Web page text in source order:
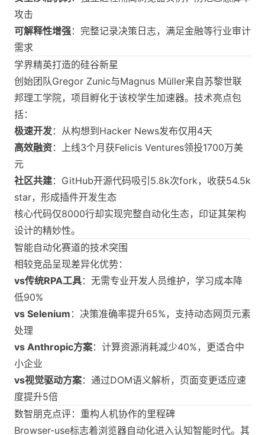
攻击
可解释性增强：完整记录决策日志，满足金融等行业审计
需求
学界精英打造的硅谷新星
创始团队Gregor Zunic与Magnus Müller来自苏黎世联
邦理工学院，项目孵化于该校学生加速器。技术亮点包
括：
极速开发：从构想到Hacker News发布仅用4天
高效融资：上线3个月获Felicis Ventures领投1700万美
元
社区共建：GitHub开源代码吸引5.8k次fork，收获54.5k
star，形成插件开发生态
核心代码仅8000行却实现完整自动化生态，印证其架构
设计的精妙性。
智能自动化赛道的技术突围
相较竞品呈现差异化优势：
vs传统RPA工具：无需专业开发人员维护，学习成本降
低90%
vs Selenium ：决策准确率提升65%，支持动态网页元素
处理
vs Anthropic方案：计算资源消耗减少40%，更适合中
小企业
vs视觉驱动方案：通过DOM语义解析，页面变更适应速
度提升5倍
数智朋克点评：重构人机协作的里程碑
Browser-use标志着浏览器自动化进入认知智能时代。其